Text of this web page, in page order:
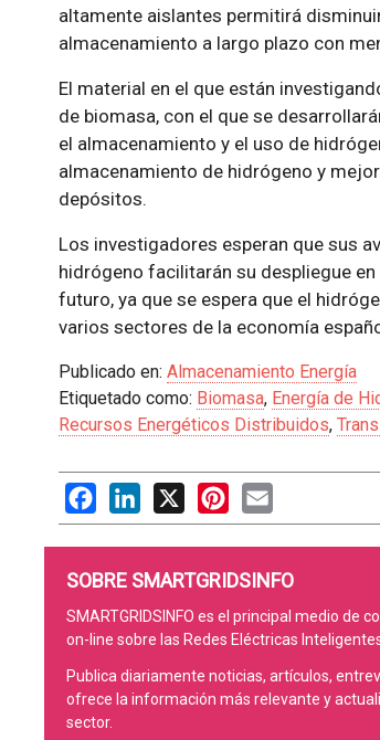
altamente aislantes permitirá
almacenamiento a largo plazo con
El material en el que están
de biomasa, con el que se
el almacenamiento y el uso de
almacenamiento de hidrógeno y
depósitos.
Los investigadores esperan que sus
hidrógeno facilitarán su despliegue
futuro, ya que se espera que el
varios sectores de la economía
Publicado en: Almacenamiento Energía
Etiquetado como: Biomasa, Energía de
Recursos Energéticos Distribuidos,
FacebookLinkedIn
X PinterestEmail
SOBRE SMARTGRIDSINFO
SMARTGRIDSINFO es el principal medio de
on-line sobre las Redes Eléctricas
Publica diariamente noticias, artículos,
ofrece la información más relevante y
sector.